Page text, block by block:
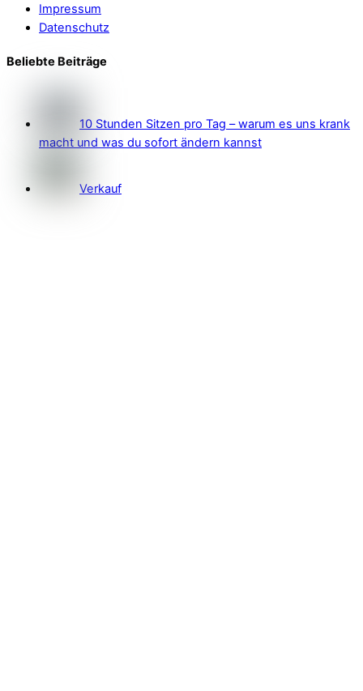
Impressum
Datenschutz
Beliebte Beiträge
10 Stunden Sitzen pro Tag – warum es uns krank
macht und was du sofort ändern kannst
Verkauf